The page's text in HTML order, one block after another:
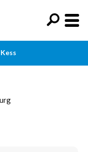
Kess